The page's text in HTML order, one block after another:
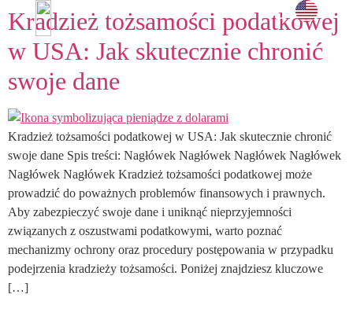
Kradzież tożsamości podatkowej
w USA: Jak skutecznie chronić
swoje dane
Kradzież tożsamości podatkowej w USA: Jak skutecznie chronić
swoje dane Spis treści: Nagłówek Nagłówek Nagłówek Nagłówek
Nagłówek Nagłówek Kradzież tożsamości podatkowej może
prowadzić do poważnych problemów finansowych i prawnych.
Aby zabezpieczyć swoje dane i uniknąć nieprzyjemności
związanych z oszustwami podatkowymi, warto poznać
mechanizmy ochrony oraz procedury postępowania w przypadku
podejrzenia kradzieży tożsamości. Poniżej znajdziesz kluczowe
[…]